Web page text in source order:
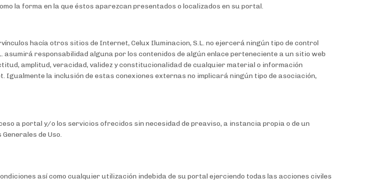
la forma en la que éstos aparezcan presentados o localizados en su portal.
hacía otros sitios de Internet, Celux Iluminacion, S.L. no ejercerá ningún tipo de control
asumirá responsabilidad alguna por los contenidos de algún enlace perteneciente a un sitio web
amplitud, veracidad, validez y constitucionalidad de cualquier material o información
la inclusión de estas conexiones externas no implicará ningún tipo de asociación,
a portal y/o los servicios ofrecidos sin necesidad de preaviso, a instancia propia o de un
de Uso.
así como cualquier utilización indebida de su portal ejerciendo todas las acciones civiles